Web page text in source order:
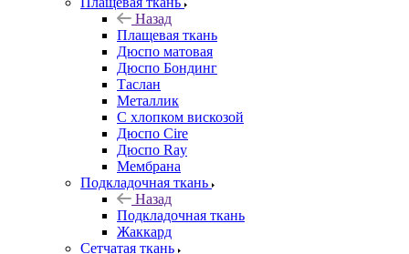
Назад
Плащевая ткань
Дюспо матовая
Дюспо Бондинг
Таслан
Металлик
С хлопком вискозой
Дюспо Cire
Дюспо Ray
Мембрана
Подкладочная ткань
Назад
Подкладочная ткань
Жаккард
Сетчатая ткань